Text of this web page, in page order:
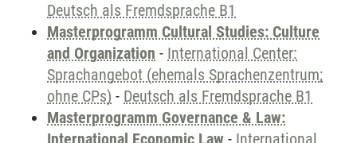
Deutsch als Fremdsprache B1
Masterprogramm Cultural Studies: Culture
and Organization - International Center:
Sprachangebot (ehemals Sprachenzentrum;
ohne CPs) - Deutsch als Fremdsprache B1
Masterprogramm Governance & Law:
International Economic Law - International